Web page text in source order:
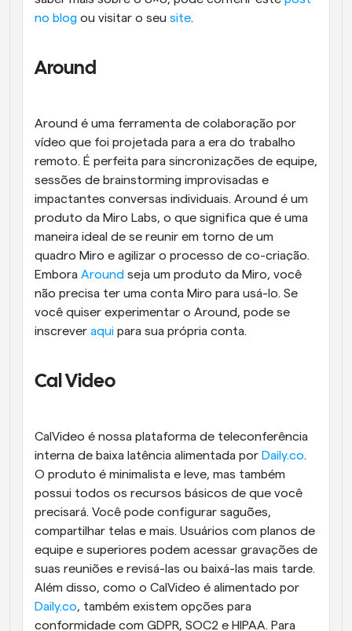
no blog ou visitar o seu site.
Around
Around é uma ferramenta de colaboração por
vídeo que foi projetada para a era do trabalho
remoto. É perfeita para sincronizações de equipe,
sessões de brainstorming improvisadas e
impactantes conversas individuais. Around é um
produto da Miro Labs, o que significa que é uma
maneira ideal de se reunir em torno de um
quadro Miro e agilizar o processo de co-criação.
Embora Around seja um produto da Miro, você
não precisa ter uma conta Miro para usá-lo. Se
você quiser experimentar o Around, pode se
inscrever aqui para sua própria conta.
Cal Video
CalVideo é nossa plataforma de teleconferência
interna de baixa latência alimentada por Daily.co.
O produto é minimalista e leve, mas também
possui todos os recursos básicos de que você
precisará. Você pode configurar saguões,
compartilhar telas e mais. Usuários com planos de
equipe e superiores podem acessar gravações de
suas reuniões e revisá-las ou baixá-las mais tarde.
Daily.co, também existem opções para
conformidade com GDPR, SOC2 e HIPAA. Para